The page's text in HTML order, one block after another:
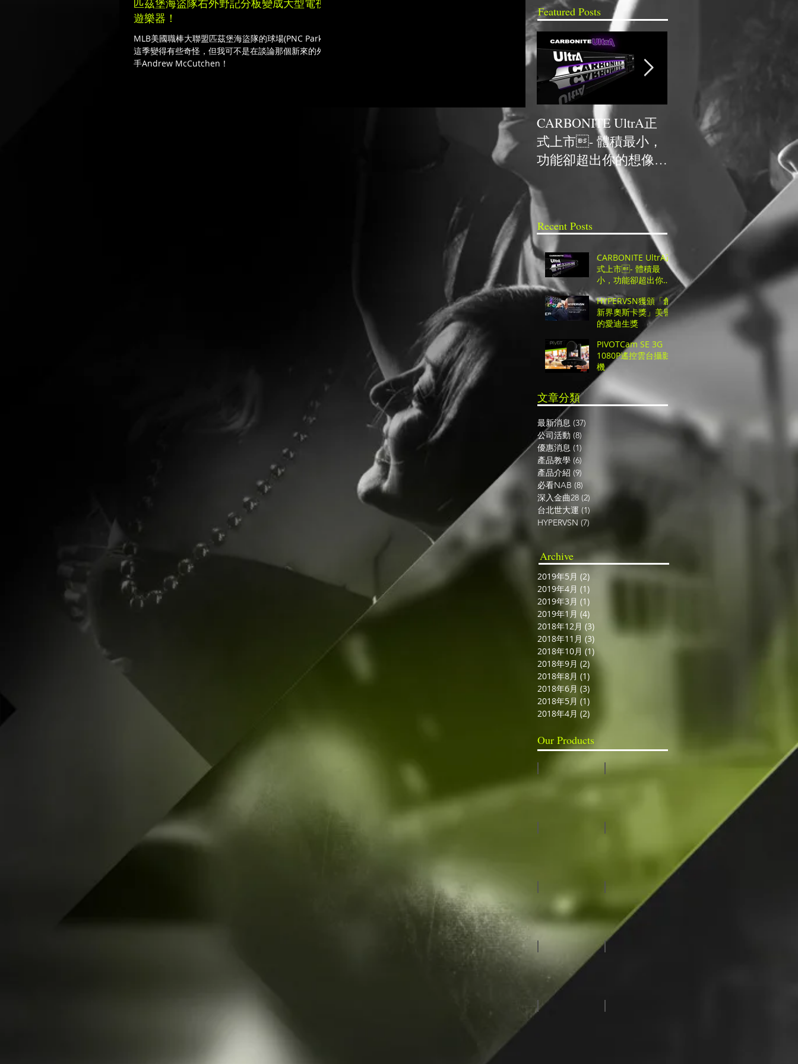
匹茲堡海盜隊右外野記分板變成大型電視
遊樂器！
MLB美國職棒大聯盟匹茲堡海盜隊的球場(PNC Park)在
這季變得有些奇怪，但我可不是在談論那個新來的外野
手Andrew McCutchen！
Featured Posts
CARBONITE UltrA正
式上市- 體積最小，
功能卻超出你的想像的
超高CP值UHD切換
台！
NCDR與HYPERVSN首
次合作，獲得最佳人氣
Recent Posts
CARBONITE UltrA正
式上市- 體積最
小，功能卻超出你的
切換台！
HYPERVSN獲頒「創
新界奧斯卡獎」美譽
的愛迪生獎
PIVOTCam SE 3G
1080P遙控雲台攝影
機
​文章分類
最新消息 (37)
公司活動 (8)
優惠消息 (1)
產品教學 (6)
產品介紹 (9)
必看NAB (8)
深入金曲28 (2) 2 篇文章
台北世大運 (1)1 篇文章
HYPERVSN (7)
Archive
2019年5月 (2)
2019年4月 (1)
2019年3月 (1)
2019年1月 (4)
2018年12月 (3) 3 篇文章
2018年11月 (3) 3 篇文章
2018年10月 (1)
2018年9月 (2)
2018年8月 (1)
2018年6月 (3)
2018年5月 (1)
2018年4月 (2)
Our Products
視/音頻路由器